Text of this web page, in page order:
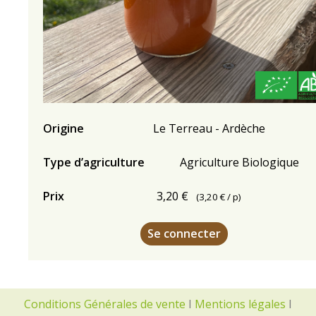
Origine Le Terreau - Ardèche
Type d’agriculture Agriculture Biologique
Prix 3,20 € (3,20 €/ p)
Se connecter
Conditions Générales de vente I Mentions légales I